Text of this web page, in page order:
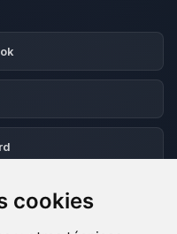
cookies